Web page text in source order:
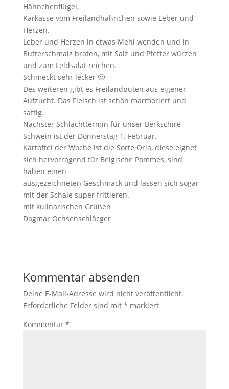
Hähnchenflügel,
Karkasse vom Freilandhähnchen sowie Leber und
Herzen.
Leber und Herzen in etwas Mehl wenden und in
Butterschmalz braten, mit Salz und Pfeffer würzen
und zum Feldsalat reichen.
Schmeckt sehr lecker 🙂
Des weiteren gibt es Freilandputen aus eigener
Aufzucht. Das Fleisch ist schön marmoriert und
saftig.
Nächster Schlachttermin für unser Berkschire
Schwein ist der Donnerstag 1. Februar.
Kartoffel der Woche ist die Sorte Orla, diese eignet
sich hervorragend für Belgische Pommes, sind
haben einen
ausgezeichneten Geschmack und lassen sich sogar
mit der Schale super frittieren.
mit kulinarischen Grüßen
Dagmar Ochsenschläcger
Kommentar absenden
Deine E-Mail-Adresse wird nicht veröffentlicht.
Erforderliche Felder sind mit * markiert
Kommentar *